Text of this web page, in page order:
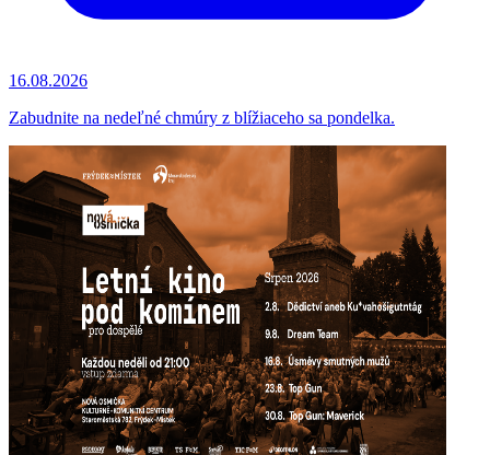
16.08.2026
Zabudnite na nedeľné chmúry z blížiaceho sa pondelka.